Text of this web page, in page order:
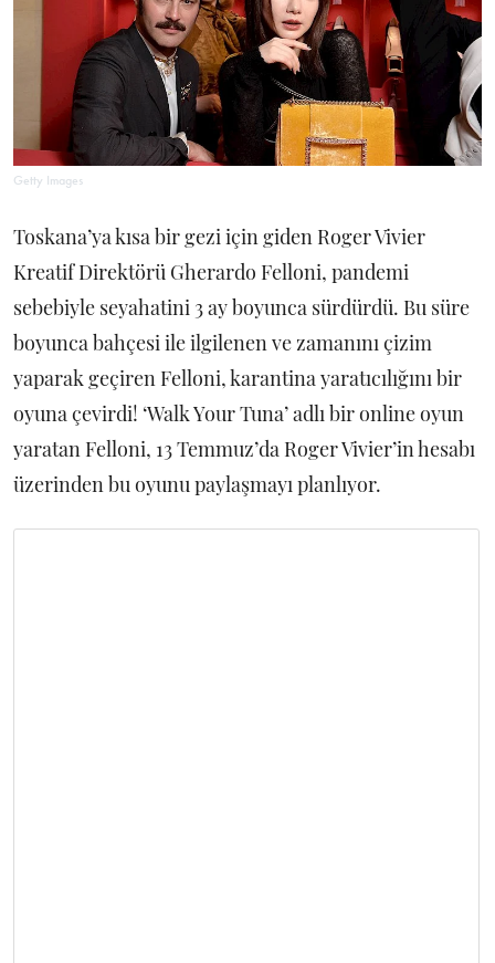
Getty Images
Toskana’ya kısa bir gezi için giden Roger Vivier
Kreatif Direktörü Gherardo Felloni, pandemi
sebebiyle seyahatini 3 ay boyunca sürdürdü. Bu süre
boyunca bahçesi ile ilgilenen ve zamanını çizim
yaparak geçiren Felloni, karantina yaratıcılığını bir
oyuna çevirdi! ‘Walk Your Tuna’ adlı bir online oyun
yaratan Felloni, 13 Temmuz’da Roger Vivier’in hesabı
üzerinden bu oyunu paylaşmayı planlıyor.